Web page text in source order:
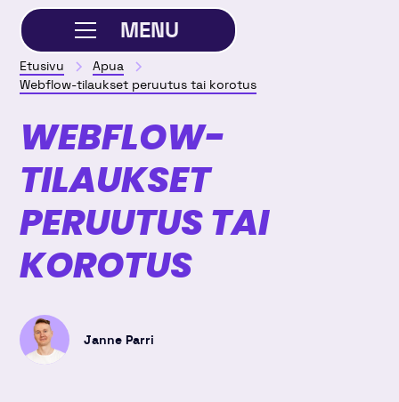
MENU
SULJE
Etusivu
Apua
Webflow-tilaukset peruutus tai korotus
WEBFLOW-
TILAUKSET
PERUUTUS TAI
KOROTUS
Janne Parri